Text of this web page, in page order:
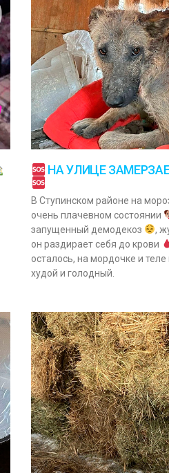
НА УЛИЦЕ
В Ступинском районе на
очень плачевном состоянии
запущенный демодекоз
,
он раздирает себя до крови
осталось, на мордочке и
худой и голодный.